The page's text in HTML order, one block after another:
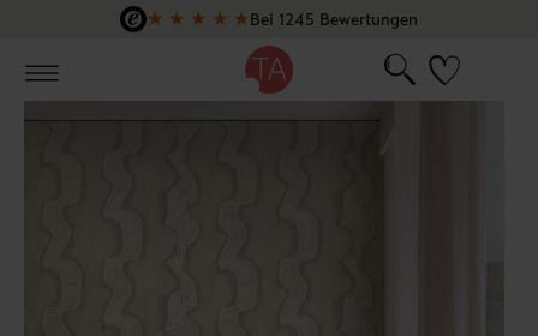
Zum Hauptinhalt springen
★ ★ ★ ★ ★Bei 1245 Bewertungen